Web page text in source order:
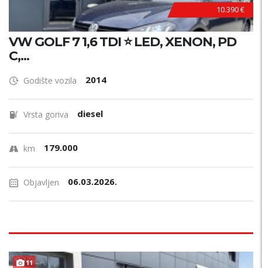
10.390 €
VW GOLF 7 1,6 TDI ⭐ LED, XENON, PD
C,...
Godište vozila 2014
Vrsta goriva diesel
km 179.000
Objavljen 06.03.2026.
11